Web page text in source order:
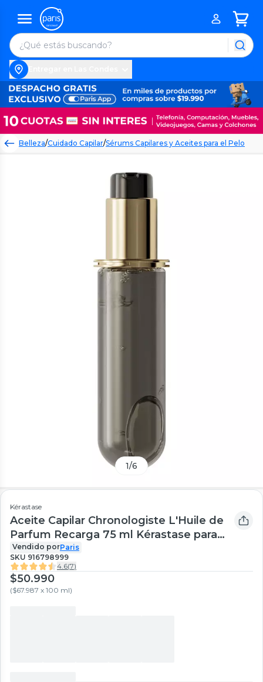
Belleza/Cuidado Capilar/Sérums Capilares y Aceites para el Pelo
1/6
Kérastase
Aceite Capilar Chronologiste L'Huile de
Parfum Recarga 75 ml Kérastase para
todo tipo de cabello
Vendido porParis
SKU 916798999
4.6(7)
$50.990
($67.987 x 100 ml)